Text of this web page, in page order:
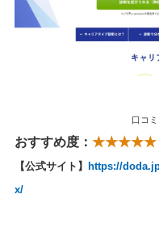
口コミ
おすすめ度： ★★★★★
【公式サイト】
https://
x/